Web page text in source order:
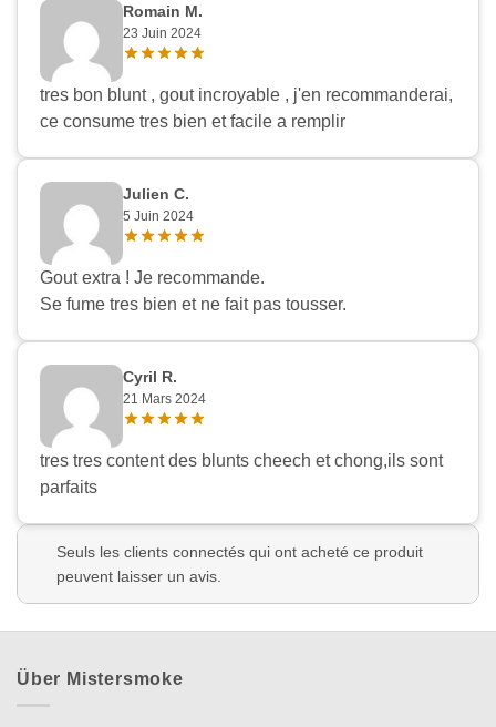
Romain M.
23 Juin 2024
tres bon blunt , gout incroyable , j'en recommanderai,
ce consume tres bien et facile a remplir
Julien C.
5 Juin 2024
Gout extra ! Je recommande.
Se fume tres bien et ne fait pas tousser.
Cyril R.
21 Mars 2024
tres tres content des blunts cheech et chong,ils sont
parfaits
Seuls les clients connectés qui ont acheté ce produit
peuvent laisser un avis.
Über Mistersmoke